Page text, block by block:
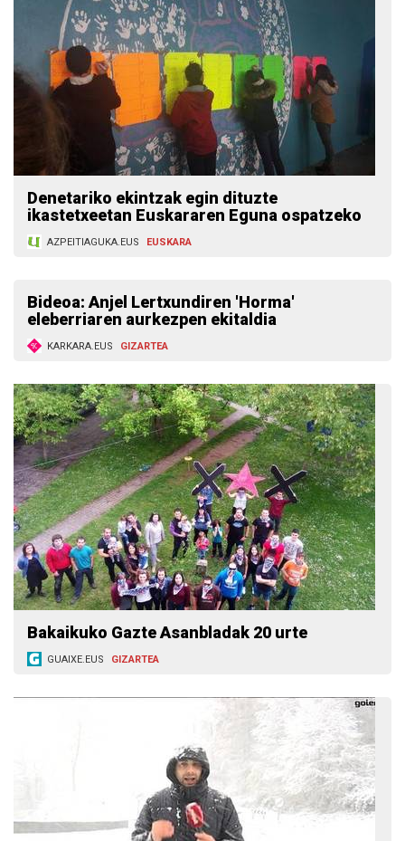
Denetariko ekintzak egin dituzte
ikastetxeetan Euskararen Eguna ospatzeko
AZPEITIAGUKA.EUS EUSKARA
Bideoa: Anjel Lertxundiren 'Horma'
eleberriaren aurkezpen ekitaldia
KARKARA.EUS GIZARTEA
Bakaikuko Gazte Asanbladak 20 urte
GUAIXE.EUS GIZARTEA